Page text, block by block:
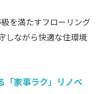
を満たすフローリング
しながら快適な住環境
「家事ラク」リノベ